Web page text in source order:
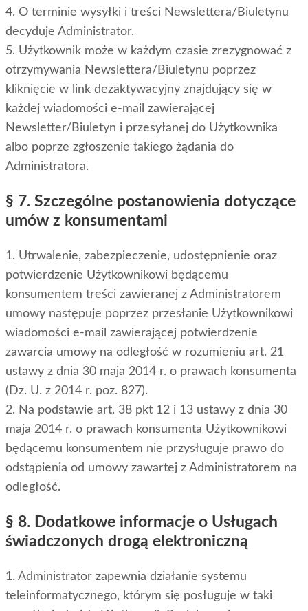
4. O terminie wysyłki i treści Newslettera/Biuletynu
decyduje Administrator.
5. Użytkownik może w każdym czasie zrezygnować z
otrzymywania Newslettera/Biuletynu poprzez
kliknięcie w link dezaktywacyjny znajdujący się w
każdej wiadomości e-mail zawierającej
Newsletter/Biuletyn i przesyłanej do Użytkownika
albo poprze zgłoszenie takiego żądania do
Administratora.
§ 7. Szczególne postanowienia dotyczące
umów z konsumentami
1. Utrwalenie, zabezpieczenie, udostępnienie oraz
potwierdzenie Użytkownikowi będącemu
konsumentem treści zawieranej z Administratorem
umowy następuje poprzez przesłanie Użytkownikowi
wiadomości e-mail zawierającej potwierdzenie
zawarcia umowy na odległość w rozumieniu art. 21
ustawy z dnia 30 maja 2014 r. o prawach konsumenta
(Dz. U. z 2014 r. poz. 827).
2. Na podstawie art. 38 pkt 12 i 13 ustawy z dnia 30
maja 2014 r. o prawach konsumenta Użytkownikowi
będącemu konsumentem nie przysługuje prawo do
odstąpienia od umowy zawartej z Administratorem na
odległość.
§ 8. Dodatkowe informacje o Usługach
świadczonych drogą elektroniczną
1. Administrator zapewnia działanie systemu
teleinformatycznego, którym się posługuje w taki